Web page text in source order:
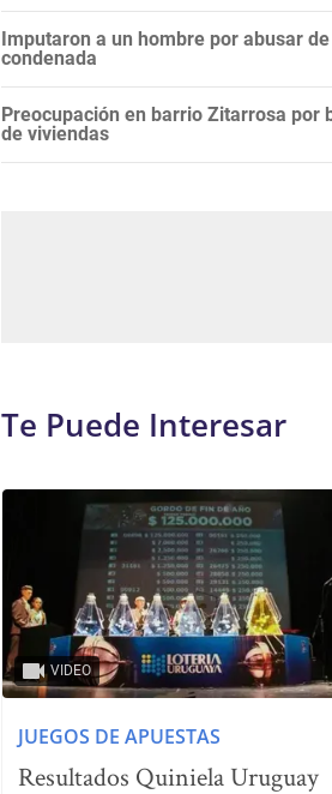
Imputaron a un hombre por abusar
condenada
Preocupación en barrio Zitarrosa por
de viviendas
Te Puede Interesar
VIDEO
JUEGOS DE APUESTAS
Resultados Quiniela Uruguay